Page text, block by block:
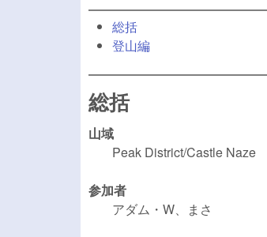
総括
登山編
総括
山域
Peak District/Castle Naze
参加者
アダム・W、まさ